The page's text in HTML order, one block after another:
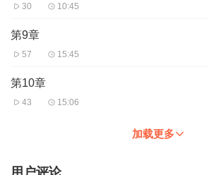
30 10:45
第9章
57 15:45
第10章
43 15:06
加载更多
用户评论